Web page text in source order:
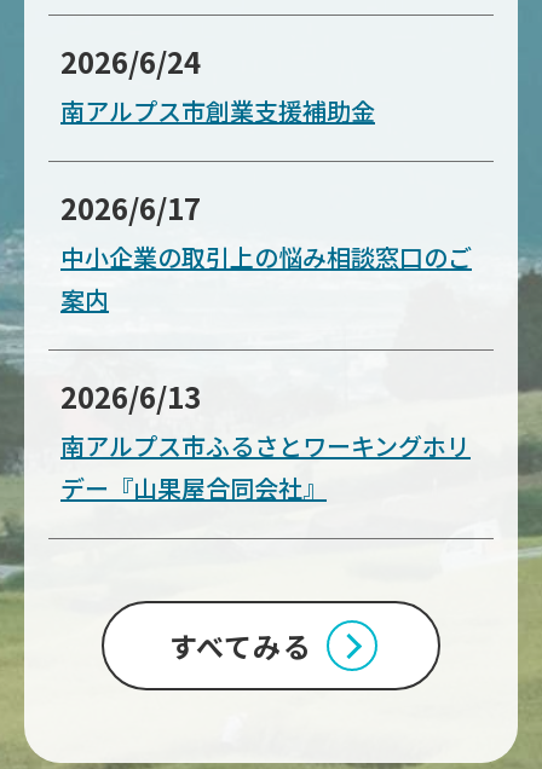
すべてみる
2026/6/24
南アルプス市創業支援補助金
2026/6/17
中小企業の取引上の悩み相談窓口のご
案内
2026/6/13
南アルプス市ふるさとワーキングホリ
デー『山果屋合同会社』